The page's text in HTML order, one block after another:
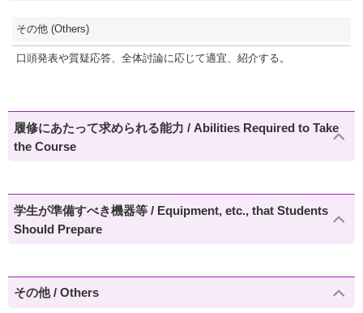
その他 (Others)
口頭発表や質疑応答、全体討論に応じて適宜、紹介する。
履修にあたって求められる能力 / Abilities Required to Take
the Course
学生が準備すべき機器等 / Equipment, etc., that Students
Should Prepare
その他 / Others